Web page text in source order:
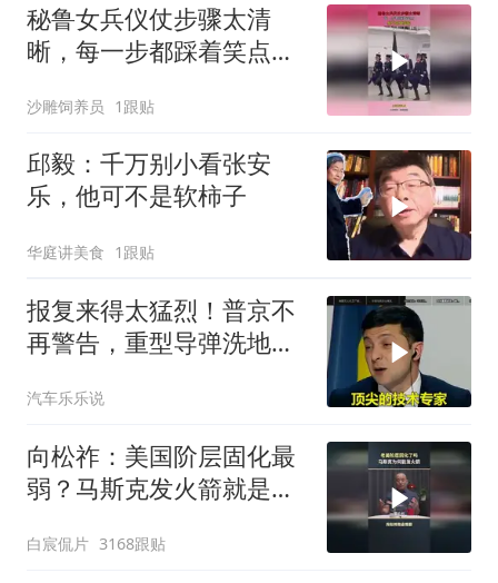
秘鲁女兵仪仗步骤太清
晰，每一步都踩着笑点，
沙雕饲养员 1跟贴
邱毅：千万别小看张安
乐，他可不是软柿子
华庭讲美食 1跟贴
报复来得太猛烈！普京不
再警告，重型导弹洗地，
汽车乐乐说
向松祚：美国阶层固化最
弱？马斯克发火箭就是答
白宸侃片 3168跟贴